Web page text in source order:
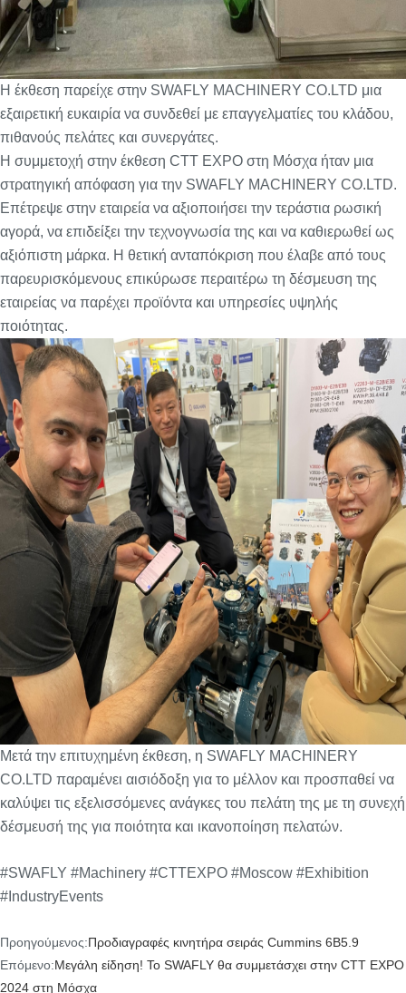
Η έκθεση παρείχε στην SWAFLY MACHINERY CO.LTD μια
εξαιρετική ευκαιρία να συνδεθεί με επαγγελματίες του κλάδου,
πιθανούς πελάτες και συνεργάτες.
Η συμμετοχή στην έκθεση CTT EXPO στη Μόσχα ήταν μια
στρατηγική απόφαση για την SWAFLY MACHINERY CO.LTD.
Επέτρεψε στην εταιρεία να αξιοποιήσει την τεράστια ρωσική
αγορά, να επιδείξει την τεχνογνωσία της και να καθιερωθεί ως
αξιόπιστη μάρκα. Η θετική ανταπόκριση που έλαβε από τους
παρευρισκόμενους επικύρωσε περαιτέρω τη δέσμευση της
εταιρείας να παρέχει προϊόντα και υπηρεσίες υψηλής
ποιότητας.
Μετά την επιτυχημένη έκθεση, η SWAFLY MACHINERY
CO.LTD παραμένει αισιόδοξη για το μέλλον και προσπαθεί να
καλύψει τις εξελισσόμενες ανάγκες του πελάτη της με τη συνεχή
δέσμευσή της για ποιότητα και ικανοποίηση πελατών.
#SWAFLY #Machinery #CTTEXPO #Moscow #Exhibition
#IndustryEvents
Προηγούμενος:Προδιαγραφές κινητήρα σειράς Cummins 6B5.9
Επόμενο:Μεγάλη είδηση! Το SWAFLY θα συμμετάσχει στην CTT EXPO
2024 στη Μόσχα